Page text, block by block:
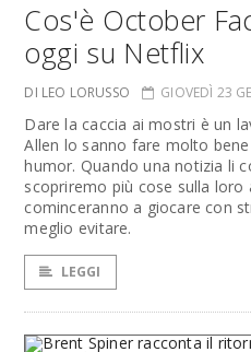
Cos'è October
oggi su Netflix
DI LEO LORUSSO GIOVEDÌ 23
Dare la caccia ai mostri è un
Allen lo sanno fare molto
humor. Quando una notizia li
scopriremo più cose sulla
cominceranno a giocare con
meglio evitare.
LEGGI